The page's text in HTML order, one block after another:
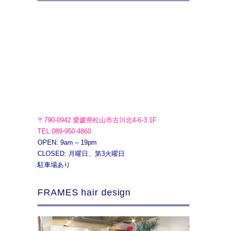
〒790-0942 愛媛県松山市古川北4-6-3 1F
TEL.089-950-4860
OPEN: 9am – 19pm
CLOSED: 月曜日、第3火曜日
駐車場あり
FRAMES hair design